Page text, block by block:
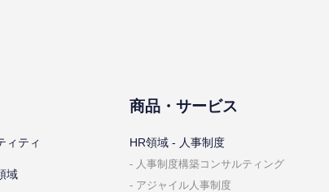
ィティ
域
商品・サービス
HR領域 - ⼈事制度
⼈事制度構築コンサルティング
アジャイル⼈事制度